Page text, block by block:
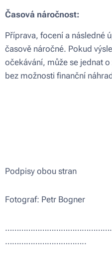
Časová náročnost:
Příprava, focení a následné
časově náročné. Pokud
očekávání, může se jednat
bez možnosti finanční
Podpisy obou stran
Fotograf: Petr Bogner
……………………………..